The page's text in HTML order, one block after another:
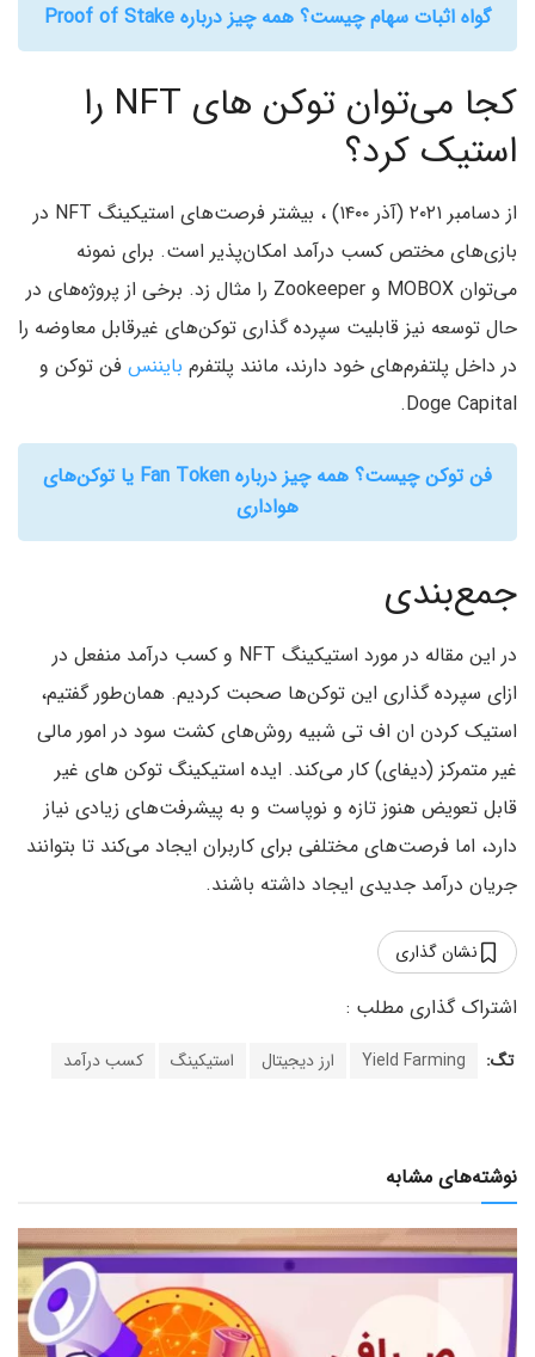
گواه اثبات سهام چیست؟ همه چیز درباره Proof of Stake
کجا می‌توان توکن های NFT را
استیک کرد؟
از دسامبر ۲۰۲۱ (آذر ۱۴۰۰) ، بیشتر فرصت‌های استیکینگ NFT در
بازی‌های مختص کسب درآمد امکان‌پذیر است. برای نمونه
می‌توان MOBOX و Zookeeper را مثال زد. برخی از پروژه‌های در
حال توسعه نیز قابلیت سپرده گذاری توکن‌های غیرقابل معاوضه را
در داخل پلتفرم‌های خود دارند، مانند پلتفرم بایننس فن توکن و
Doge Capital.
فن توکن چیست؟ همه چیز درباره Fan Token یا توکن‌های
هواداری
جمع‌بندی
در این مقاله در مورد استیکینگ NFT و کسب درآمد منفعل در
ازای سپرده گذاری این توکن‌ها صحبت کردیم. همان‌طور گفتیم،
استیک کردن ان اف تی شبیه روش‌های کشت سود در امور مالی
غیر متمرکز (دیفای) کار می‌کند. ایده استیکینگ توکن های غیر
قابل تعویض هنوز تازه و نوپاست و به پیشرفت‌های زیادی نیاز
دارد، اما فرصت‌های مختلفی برای کاربران ایجاد می‌کند تا بتوانند
جریان درآمد جدیدی ایجاد داشته باشند.
نشان گذاری
تگ: Yield Farming ارز دیجیتال استیکینگ کسب درآمد
نوشته‌های مشابه